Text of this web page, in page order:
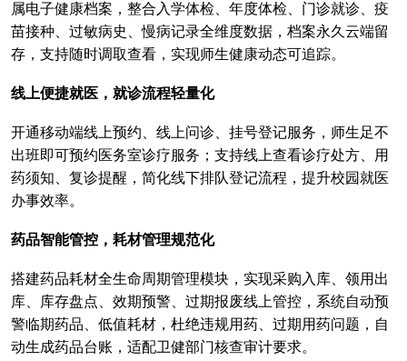
属电子健康档案，整合入学体检、年度体检、门诊就诊、疫
苗接种、过敏病史、慢病记录全维度数据，档案永久云端留
存，支持随时调取查看，实现师生健康动态可追踪。
线上便捷就医，就诊流程轻量化
开通移动端线上预约、线上问诊、挂号登记服务，师生足不
出班即可预约医务室诊疗服务；支持线上查看诊疗处方、用
药须知、复诊提醒，简化线下排队登记流程，提升校园就医
办事效率。
药品智能管控，耗材管理规范化
搭建药品耗材全生命周期管理模块，实现采购入库、领用出
库、库存盘点、效期预警、过期报废线上管控，系统自动预
警临期药品、低值耗材，杜绝违规用药、过期用药问题，自
动生成药品台账，适配卫健部门核查审计要求。